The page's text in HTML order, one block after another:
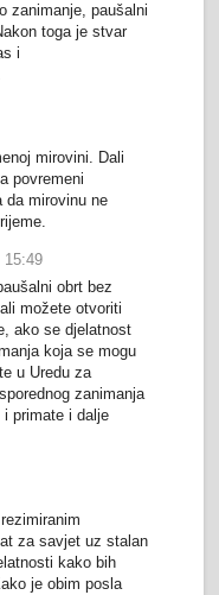
zanimanje, paušalni
toga je stvar
i
mirovini. Dali
povremeni
da mirovinu ne
15:49
obrt bez
možete otvoriti
ako se djelatnost
koja se mogu
u Uredu za
zanimanja
primate i dalje
za savjet uz stalan
kako bih
je obim posla